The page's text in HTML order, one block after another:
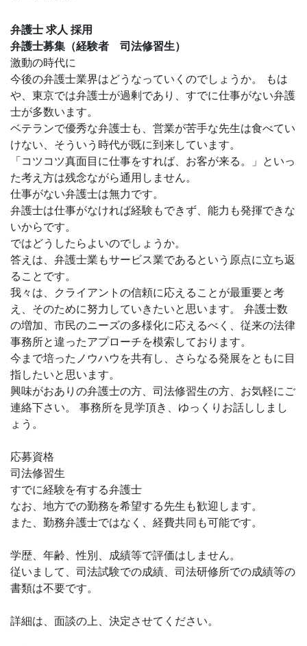
弁護士 求人 採用
弁護士募集（経験者 司法修習生）
激動の時代に
今後の弁護士業界はどうなっていくのでしょうか。 もは
や、東京では弁護士が過剰であり、すでに仕事がない弁護
士が多数います。
ベテランで優秀な弁護士も、営業が苦手な先生は食べてい
けない、そういう時代が既に到来しています。
「コツコツ真面目に仕事をすれば、お客が来る。」といっ
た考え方は残念ながら通用しません。
仕事がない弁護士は無力です。
弁護士は仕事がなければ経験もできず、能力も発揮できな
いからです。
ではどうしたらよいのでしょうか。
答えは、弁護士業もサービス業であるという原点に立ち返
ることです。
我々は、クライアントの信頼に応えることが最重要と考
え、そのために努力していきたいと思います。 弁護士数
の増加、市民のニーズの多様化に応えるべく、従来の法律
事務所と違ったアプローチを模索しております。
今まで培ったノウハウを共有し、さらなる発展をともに目
指したいと思います。
興味がおありの弁護士の方、司法修習生の方、お気軽にご
連絡下さい。 事務所を見学頂き、ゆっくりお話ししまし
ょう。
応募資格
司法修習生
すでに経験を有する弁護士
なお、地方での勤務を希望する先生も歓迎します。
また、勤務弁護士ではなく、経費共同も可能です。
学歴、年齢、性別、成績等で評価はしません。
従いまして、司法試験での成績、司法研修所での成績等の
書類は不要です。
詳細は、面談の上、決定させてください。